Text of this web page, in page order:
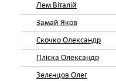
Лем Віталій
Замай Яков
Скочко Олександр
Пліска Олександр
Зелєнцов Олег